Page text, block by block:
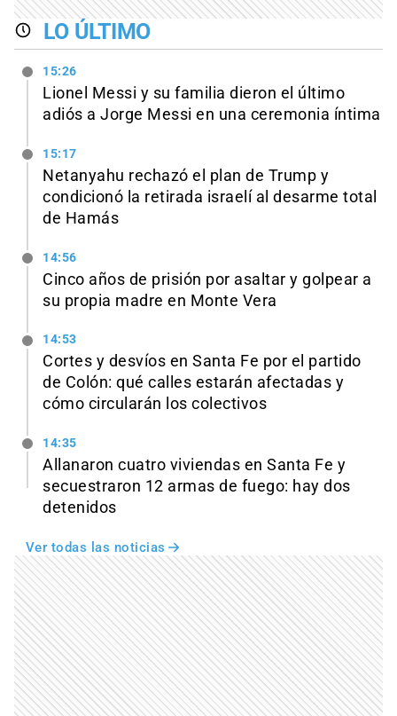
LO ÚLTIMO
15:26
Lionel Messi y su familia dieron el último
adiós a Jorge Messi en una ceremonia íntima
15:17
Netanyahu rechazó el plan de Trump y
condicionó la retirada israelí al desarme total
de Hamás
14:56
Cinco años de prisión por asaltar y golpear a
su propia madre en Monte Vera
14:53
Cortes y desvíos en Santa Fe por el partido
de Colón: qué calles estarán afectadas y
cómo circularán los colectivos
14:35
Allanaron cuatro viviendas en Santa Fe y
secuestraron 12 armas de fuego: hay dos
detenidos
Ver todas las noticias